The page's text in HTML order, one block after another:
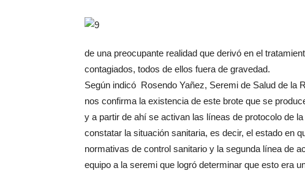
de una preocupante realidad que derivó en el
contagiados, todos de ellos fuera de gravedad.
Según indicó Rosendo Yañez, Seremi de Salud de la
nos confirma la existencia de este brote que se
y a partir de ahí se activan las líneas de protocolo de
constatar la situación sanitaria, es decir, el estado en
normativas de control sanitario y la segunda línea de
equipo a la seremi que logró determinar que esto era